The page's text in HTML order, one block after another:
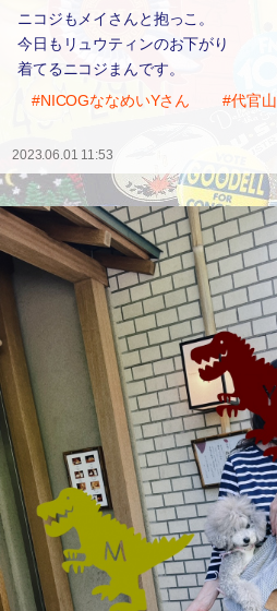
ニコジもメイさんと抱っこ。
今日もリュウティンのお下がり
着てるニコジまんです。
#NICOGななめいYさん
#代官山
2023.06.01 11:53